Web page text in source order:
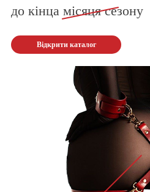
до кінца місяцясезону
Відкрити каталог